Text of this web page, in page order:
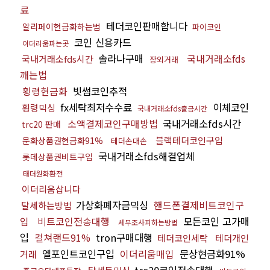
료
알리페이현금화하는법 테더코인판매합니다 파이코인
이더리움파는곳 코인 신용카드
국내거래소fds시간 솔라나구매 장외거래
국내거래소fds
깨는법
횡령현금화 빗썸코인추적
횡령믹싱 fx세탁최저수수료 국내거래소fds출금시간 이체코인
trc20 판매 소액결제코인구매방법 국내거래소fds시간
문화상품권현금화91% 테더손대손 블랙테더코인구입
롯데상품권비트구입 국내거래소fds해결업체
태더원화환전
이더리움삽니다
탈세하는방법 가상화폐자금믹싱 핸드폰결제비트코인구
입
비트코인전송대행 세무조사피하는방법
모든코인 고가매
입 컬쳐랜드91% tron구매대행 테더코인세탁
테더개인
거래 엘포인트코인구입 이더리움매입 문상현금화91%